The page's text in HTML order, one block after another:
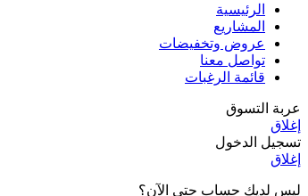
الرئيسية
المشاريع
عروض وتخفيضات
تواصل معنا
قائمة الرغبات
عربة التسوق
إغلاق
تسجيل الدخول
إغلاق
ليس لديك حساب حتى الآن؟